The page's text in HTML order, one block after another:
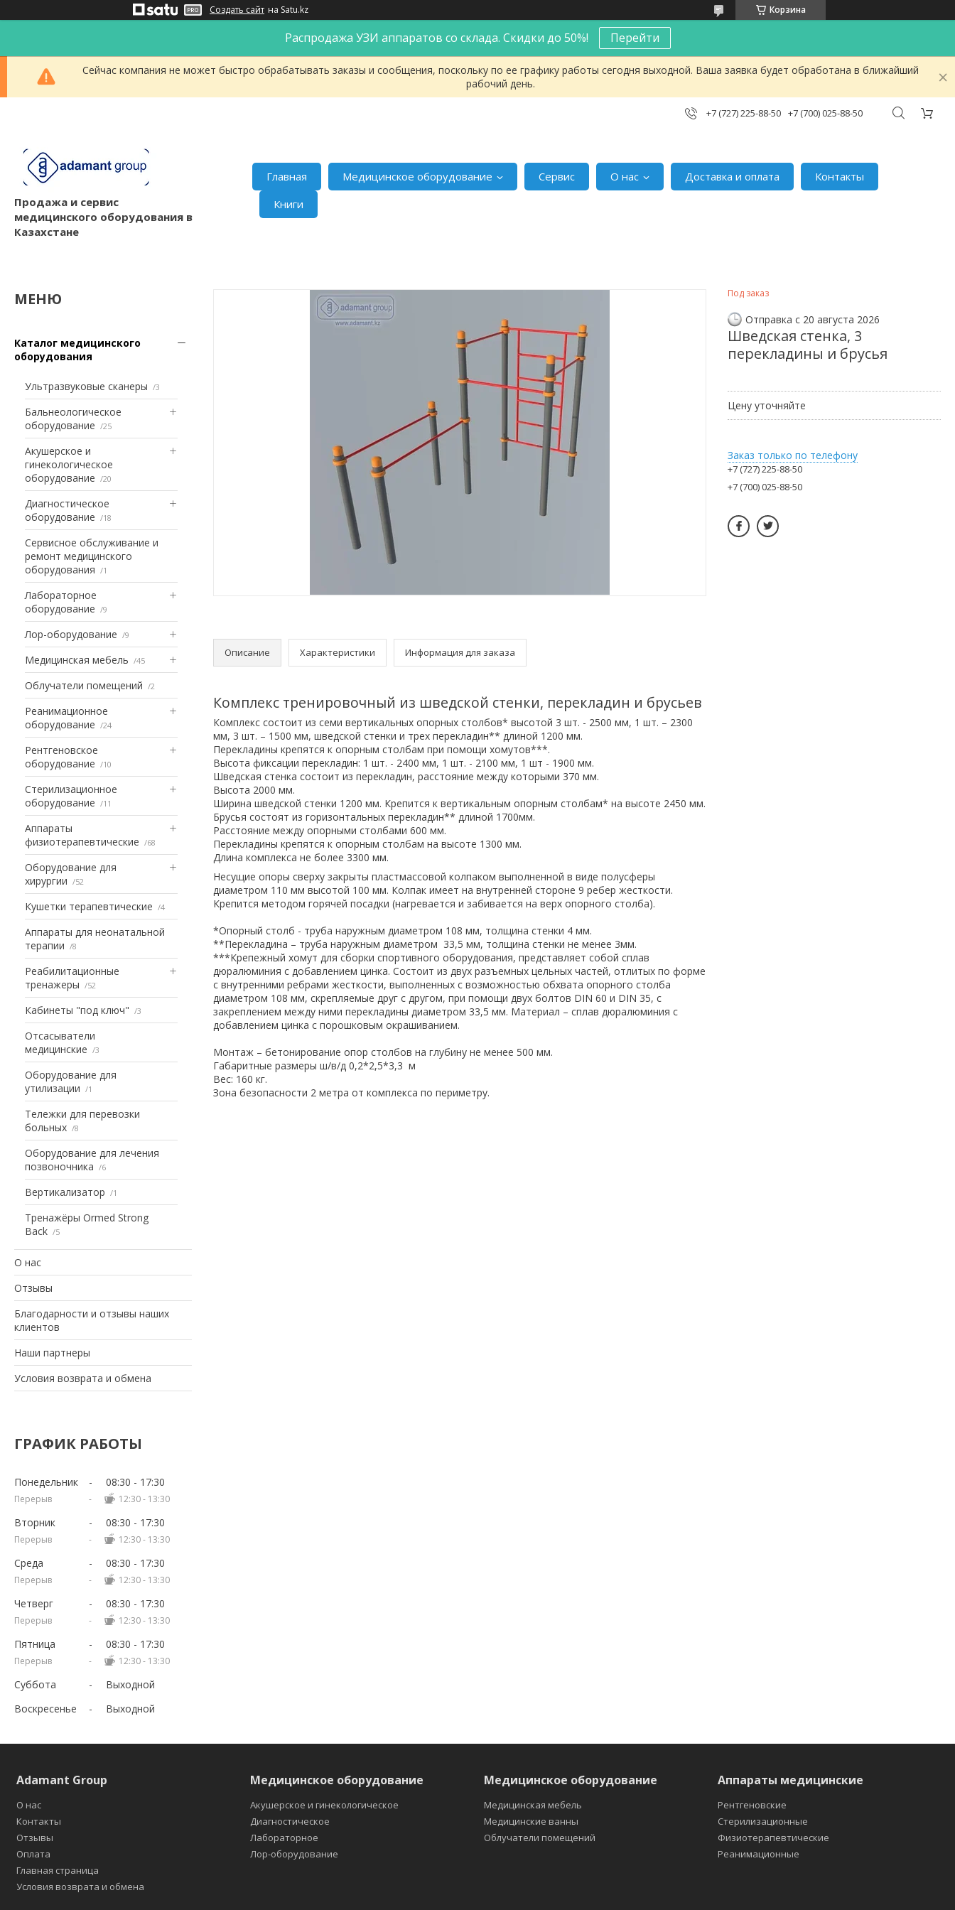
Создать сайт на Satu.kz Корзина
Распродажа УЗИ аппаратов со склада. Скидки до 50%! Перейти
Сейчас компания не может быстро обрабатывать заказы и сообщения, поскольку по ее графику работы сегодня выходной. Ваша заявка будет обработана в ближайший
рабочий день.
+7 (727) 225-88-50 +7 (700) 025-88-50
Продажа и сервис
медицинского оборудования в
Казахстане
Главная Медицинское оборудование Сервис О нас Доставка и оплата
Контакты
Книги
Каталог медицинского
оборудования
Ультразвуковые сканеры 3
Бальнеологическое
оборудование
25
Акушерское и
гинекологическое
оборудование
20
Диагностическое
оборудование
18
Сервисное обслуживание и
ремонт медицинского
оборудования
1
Лабораторное
оборудование
9
Лор-оборудование 9
Медицинская мебель 45
Облучатели помещений 2
Реанимационное
оборудование
24
Рентгеновское
оборудование
10
Стерилизационное
оборудование
11
Аппараты
физиотерапевтические
68
Оборудование для
хирургии
52
Кушетки терапевтические 4
Аппараты для неонатальной
терапии
8
Реабилитационные
тренажеры
52
Кабинеты "под ключ" 3
Отсасыватели
медицинские
3
Оборудование для
утилизации
1
Тележки для перевозки
больных
8
Оборудование для лечения
позвоночника
6
Вертикализатор 1
Тренажёры Ormed Strong
Back
5
О нас
Отзывы
Благодарности и отзывы наших
клиентов
Наши партнеры
Условия возврата и обмена
ГРАФИК РАБОТЫ
Понедельник 08:30 17:30
12:30 13:30
Вторник 08:30 17:30
12:30 13:30
Среда 08:30 17:30
12:30 13:30
Четверг 08:30 17:30
12:30 13:30
Пятница 08:30 17:30
12:30 13:30
Суббота
Выходной
Воскресенье
Выходной
Описание Характеристики Информация для заказа
Комплекс тренировочный из шведской стенки, перекладин и брусьев
Комплекс состоит из семи вертикальных опорных столбов* высотой 3 шт. - 2500 мм, 1 шт. – 2300
мм, 3 шт. – 1500 мм, шведской стенки и трех перекладин** длиной 1200 мм.
Перекладины крепятся к опорным столбам при помощи хомутов***.
Высота фиксации перекладин: 1 шт. - 2400 мм, 1 шт. - 2100 мм, 1 шт - 1900 мм.
Шведская стенка состоит из перекладин, расстояние между которыми 370 мм.
Высота 2000 мм.
Ширина шведской стенки 1200 мм. Крепится к вертикальным опорным столбам* на высоте 2450 мм.
Брусья состоят из горизонтальных перекладин** длиной 1700мм.
Расстояние между опорными столбами 600 мм.
Перекладины крепятся к опорным столбам на высоте 1300 мм.
Длина комплекса не более 3300 мм.
Несущие опоры сверху закрыты пластмассовой колпаком выполненной в виде полусферы
диаметром 110 мм высотой 100 мм. Колпак имеет на внутренней стороне 9 ребер жесткости.
Крепится методом горячей посадки (нагревается и забивается на верх опорного столба).
*Опорный столб - труба наружным диаметром 108 мм, толщина стенки 4 мм.
**Перекладина – труба наружным диаметром 33,5 мм, толщина стенки не менее 3мм.
***Крепежный хомут для сборки спортивного оборудования, представляет собой сплав
дюралюминия с добавлением цинка. Состоит из двух разъемных цельных частей, отлитых по форме
с внутренними ребрами жесткости, выполненных с возможностью обхвата опорного столба
диаметром 108 мм, скрепляемые друг с другом, при помощи двух болтов DIN 60 и DIN 35, с
закреплением между ними перекладины диаметром 33,5 мм. Материал – сплав дюралюминия с
добавлением цинка с порошковым окрашиванием.
Монтаж – бетонирование опор столбов на глубину не менее 500 мм.
Габаритные размеры ш/в/д 0,2*2,5*3,3 м
Вес: 160 кг.
Зона безопасности 2 метра от комплекса по периметру.
Под заказ
Отправка с 20 августа 2026
Шведская стенка, 3
перекладины и брусья
Цену уточняйте
Заказ только по телефону
+7 (727) 225-88-50
+7 (700) 025-88-50
Adamant Group
О нас
Контакты
Отзывы
Оплата
Главная страница
Условия возврата и обмена
Медицинское оборудование
Акушерское и гинекологическое
Диагностическое
Лабораторное
Лор-оборудование
Медицинское оборудование
Медицинская мебель
Медицинские ванны
Облучатели помещений
Аппараты медицинские
Рентгеновские
Стерилизационные
Физиотерапевтические
Реанимационные